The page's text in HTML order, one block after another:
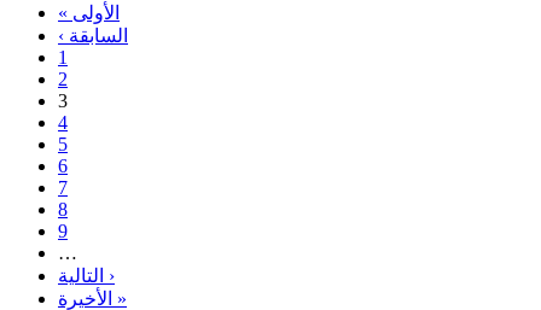
« الأولى
‹ السابقة
1
2
3
4
5
6
7
8
9
…
التالية ›
الأخيرة »